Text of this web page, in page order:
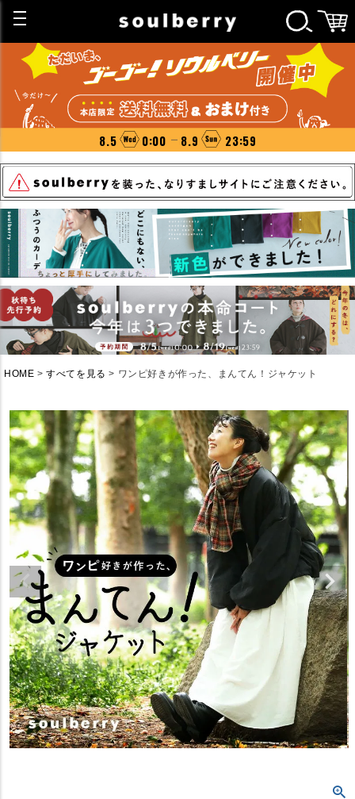
8.5 0:00 8.9 23:59
HOME すべてを見る ワンピ好きが作った、まんてん！ジャケット